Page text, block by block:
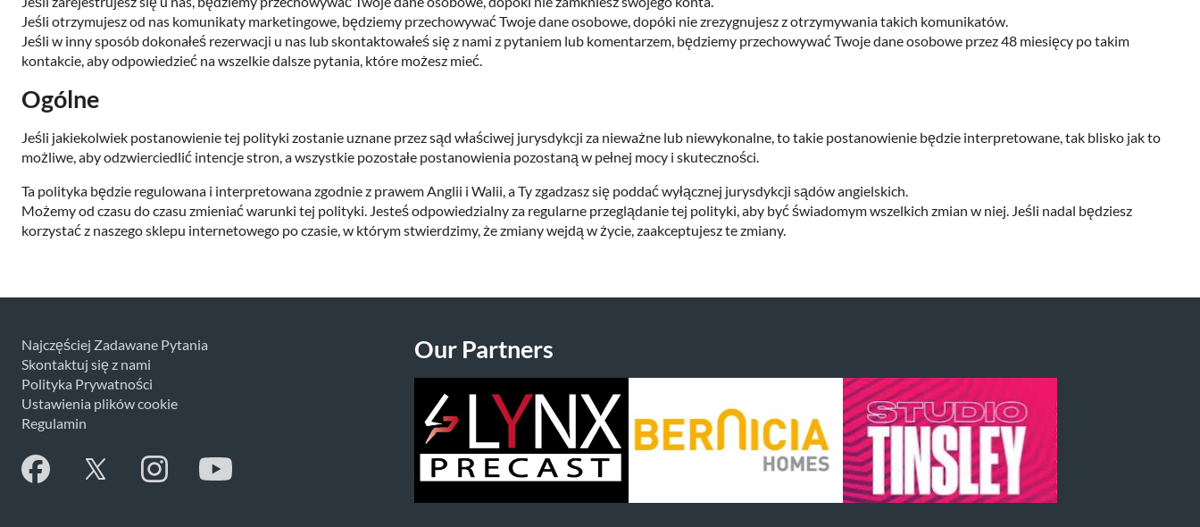
Jeśli otrzymujesz od nas komunikaty marketingowe, będziemy przechowywać Twoje dane osobowe, dopóki nie zrezygnujesz z otrzymywania takich komunikatów.
Jeśli w inny sposób dokonałeś rezerwacji u nas lub skontaktowałeś się z nami z pytaniem lub komentarzem, będziemy przechowywać Twoje dane osobowe przez 48 miesięcy po takim
kontakcie, aby odpowiedzieć na wszelkie dalsze pytania, które możesz mieć.
Ogólne
Jeśli jakiekolwiek postanowienie tej polityki zostanie uznane przez sąd właściwej jurysdykcji za nieważne lub niewykonalne, to takie postanowienie będzie interpretowane, tak blisko jak to
możliwe, aby odzwierciedlić intencje stron, a wszystkie pozostałe postanowienia pozostaną w pełnej mocy i skuteczności.
Ta polityka będzie regulowana i interpretowana zgodnie z prawem Anglii i Walii, a Ty zgadzasz się poddać wyłącznej jurysdykcji sądów angielskich.
Możemy od czasu do czasu zmieniać warunki tej polityki. Jesteś odpowiedzialny za regularne przeglądanie tej polityki, aby być świadomym wszelkich zmian w niej. Jeśli nadal będziesz
korzystać z naszego sklepu internetowego po czasie, w którym stwierdzimy, że zmiany wejdą w życie, zaakceptujesz te zmiany.
Najczęściej Zadawane Pytania
Skontaktuj się z nami
Polityka Prywatności
Ustawienia plików cookie
Regulamin
Our Partners